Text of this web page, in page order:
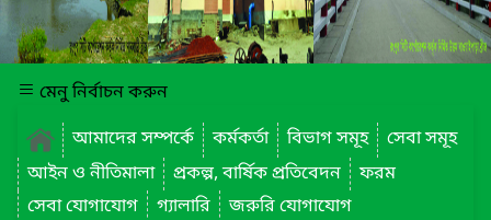
মেনু নির্বাচন করুন
আমাদের সম্পর্কে
কর্মকর্তা বিভাগ সমূহ
সেবা সমূহ
আইন ও নীতিমালা
প্রকল্প, বার্ষিক প্রতিবেদন
ফরম
সেবা যোগাযোগ
গ্যালারি জরুরি যোগাযোগ